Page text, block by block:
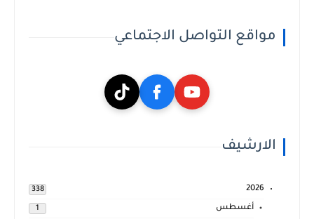
مواقع التواصل الاجتماعي
الارشيف
2026
338
أغسطس 1